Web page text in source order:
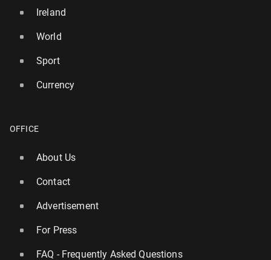
Ireland
World
Sport
Currency
OFFICE
About Us
Contact
Advertisement
For Press
FAQ - Frequently Asked Questions